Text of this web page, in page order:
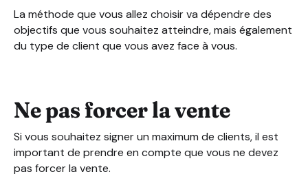
La méthode que vous allez choisir va dépendre des
objectifs que vous souhaitez atteindre, mais également
du type de client que vous avez face à vous.
Ne pas forcer la vente
Si vous souhaitez signer un maximum de clients, il est
important de prendre en compte que vous ne devez
pas forcer la vente.